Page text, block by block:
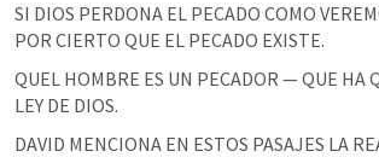
SI DIOS PERDONA EL PECADO COMO
POR CIERTO QUE EL PECADO EXISTE.
QUEL HOMBRE ES UN PECADOR — QUE HA
LEY DE DIOS.
DAVID MENCIONA EN ESTOS PASAJES LA